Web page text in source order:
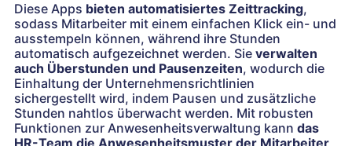
Diese Apps bieten automatisiertes Zeittracking,
sodass Mitarbeiter mit einem einfachen Klick ein- und
ausstempeln können, während ihre Stunden
automatisch aufgezeichnet werden. Sie verwalten
auch Überstunden und Pausenzeiten, wodurch die
Einhaltung der Unternehmensrichtlinien
sichergestellt wird, indem Pausen und zusätzliche
Stunden nahtlos überwacht werden. Mit robusten
Funktionen zur Anwesenheitsverwaltung kann das
HR-Team die Anwesenheitsmuster der Mitarbeiter